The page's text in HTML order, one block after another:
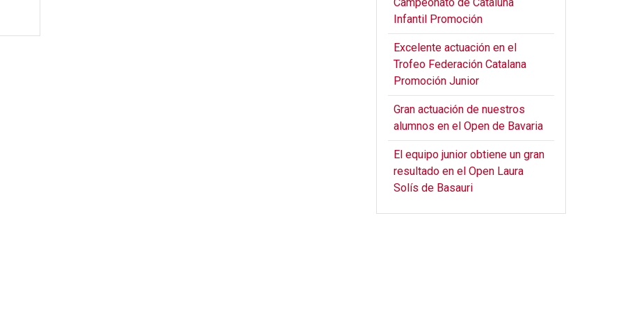
Infantil Promoción
Excelente actuación en el
Trofeo Federación Catalana
Promoción Junior
Gran actuación de nuestros
alumnos en el Open de Bavaria
El equipo junior obtiene un gran
resultado en el Open Laura
Solís de Basauri